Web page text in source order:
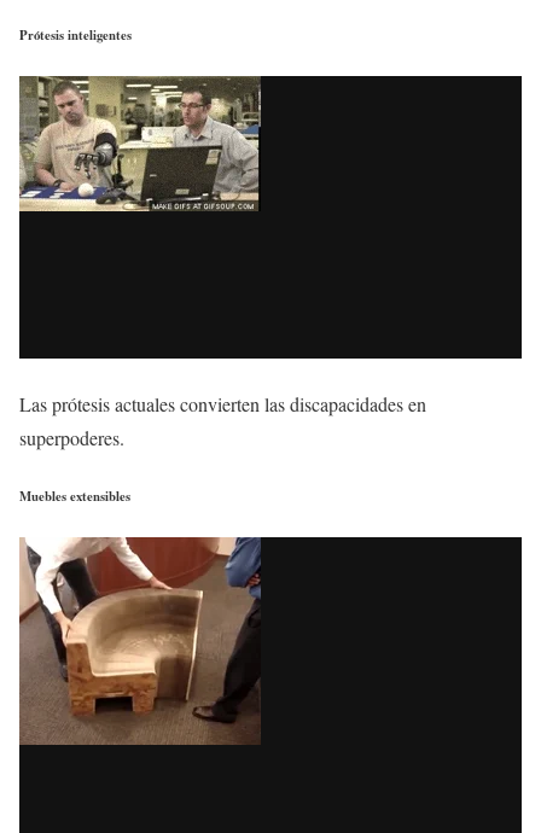
Prótesis inteligentes
Las prótesis actuales convierten las discapacidades en
superpoderes.
Muebles extensibles